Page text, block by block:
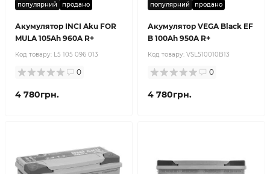
популярний продано
Акумулятор INCI Aku FOR
MULA 105Ah 960A R+
Код товару: L5 105 096 013
0
4 780грн.
популярний продано
Акумулятор VEGA Black EF
B 100Ah 950A R+
Код товару: VSL510010B13
0
4 780грн.